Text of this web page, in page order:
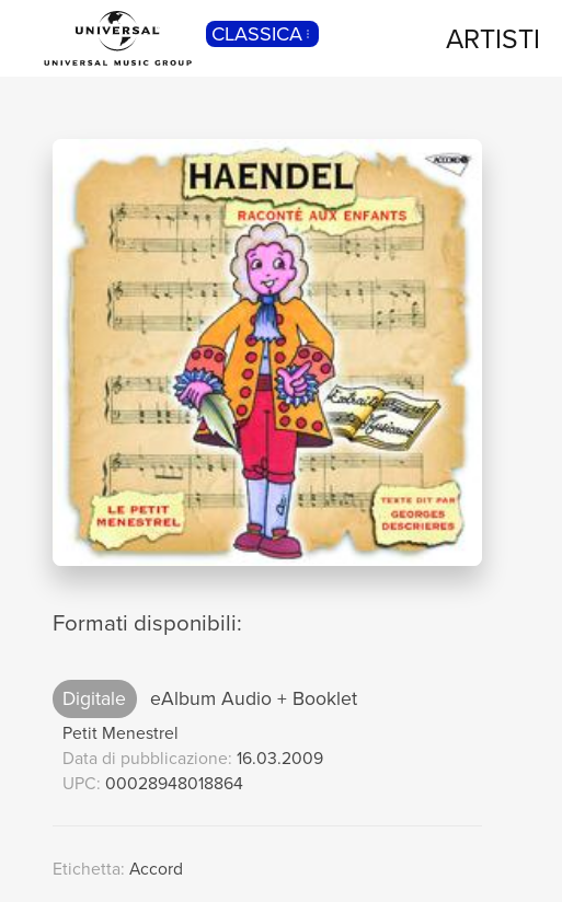
CLASSICA ARTISTI
Formati disponibili:
Digitale eAlbum Audio + Booklet
Petit Menestrel
Data di pubblicazione: 16.03.2009
UPC: 00028948018864
Etichetta: Accord
POP